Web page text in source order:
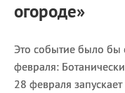
огороде»
Это событие было бы
февраля:
28 февраля